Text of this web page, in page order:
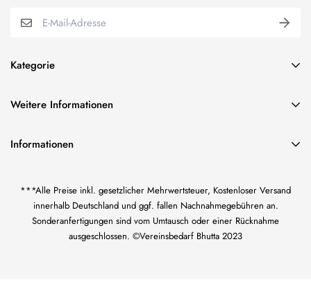
Kategorie
BUNDESWEHR EFFEKTEN
ORDEN & ABZEICHEN
KORDELN/TRESSE & FRANSEN
US CIVIL WAR-EFFEKTEN
WK I KAISERREICH-EFFEKTEN
WEHRMACHT UNIFORM-EFFEKTEN
Weitere Informationen
über uns
Widerrufsrecht
Datenschutzerklärung
Zahlung und Versand
Informationen
Inh. Bilal Bhutta
Götzenmühlweg 65
61350 Bad Homburg
***Alle Preise inkl. gesetzlicher Mehrwertsteuer, Kostenloser Versand
innerhalb Deutschland und ggf. fallen Nachnahmegebühren an.
Sonderanfertigungen sind vom Umtausch oder einer Rücknahme
ausgeschlossen. ©Vereinsbedarf Bhutta 2023